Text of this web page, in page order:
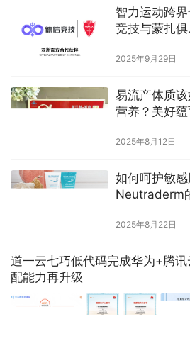
智力运动跨
竞技与蒙扎
2025年9月29日
易流产体质
营养？美好
2025年8月12日
如何呵护敏
Neutraderm
2025年8月22日
道一云七巧低代码完成华为+腾
配能力再升级